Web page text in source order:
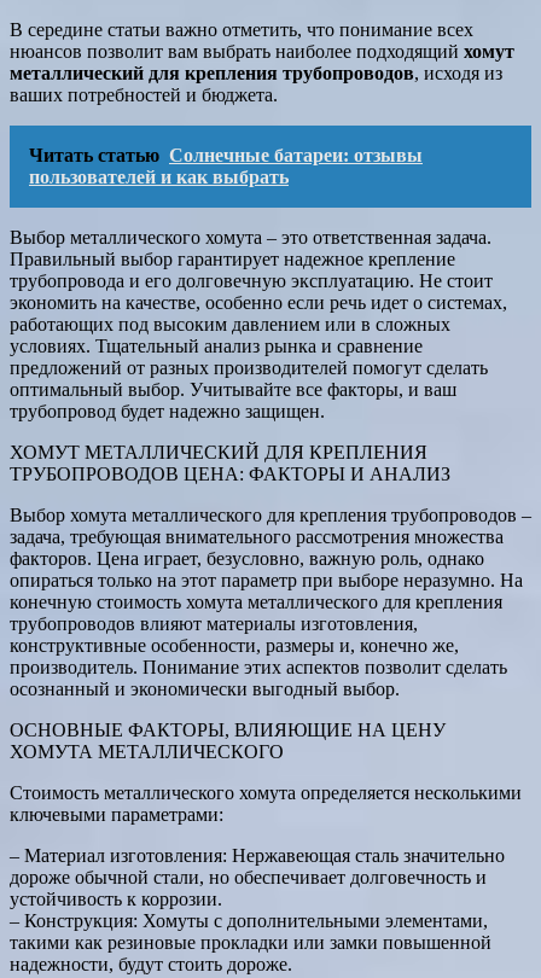
В середине статьи важно отметить, что понимание всех
нюансов позволит вам выбрать наиболее подходящий хомут
металлический для крепления трубопроводов, исходя из
ваших потребностей и бюджета.
Читать статью Солнечные батареи: отзывы
пользователей и как выбрать
Выбор металлического хомута – это ответственная задача.
Правильный выбор гарантирует надежное крепление
трубопровода и его долговечную эксплуатацию. Не стоит
экономить на качестве, особенно если речь идет о системах,
работающих под высоким давлением или в сложных
условиях. Тщательный анализ рынка и сравнение
предложений от разных производителей помогут сделать
оптимальный выбор. Учитывайте все факторы, и ваш
трубопровод будет надежно защищен.
ХОМУТ МЕТАЛЛИЧЕСКИЙ ДЛЯ КРЕПЛЕНИЯ
ТРУБОПРОВОДОВ ЦЕНА: ФАКТОРЫ И АНАЛИЗ
Выбор хомута металлического для крепления трубопроводов –
задача, требующая внимательного рассмотрения множества
факторов. Цена играет, безусловно, важную роль, однако
опираться только на этот параметр при выборе неразумно. На
конечную стоимость хомута металлического для крепления
трубопроводов влияют материалы изготовления,
конструктивные особенности, размеры и, конечно же,
производитель. Понимание этих аспектов позволит сделать
осознанный и экономически выгодный выбор.
ОСНОВНЫЕ ФАКТОРЫ, ВЛИЯЮЩИЕ НА ЦЕНУ
ХОМУТА МЕТАЛЛИЧЕСКОГО
Стоимость металлического хомута определяется несколькими
ключевыми параметрами:
– Материал изготовления: Нержавеющая сталь значительно
дороже обычной стали, но обеспечивает долговечность и
устойчивость к коррозии.
– Конструкция: Хомуты с дополнительными элементами,
такими как резиновые прокладки или замки повышенной
надежности, будут стоить дороже.